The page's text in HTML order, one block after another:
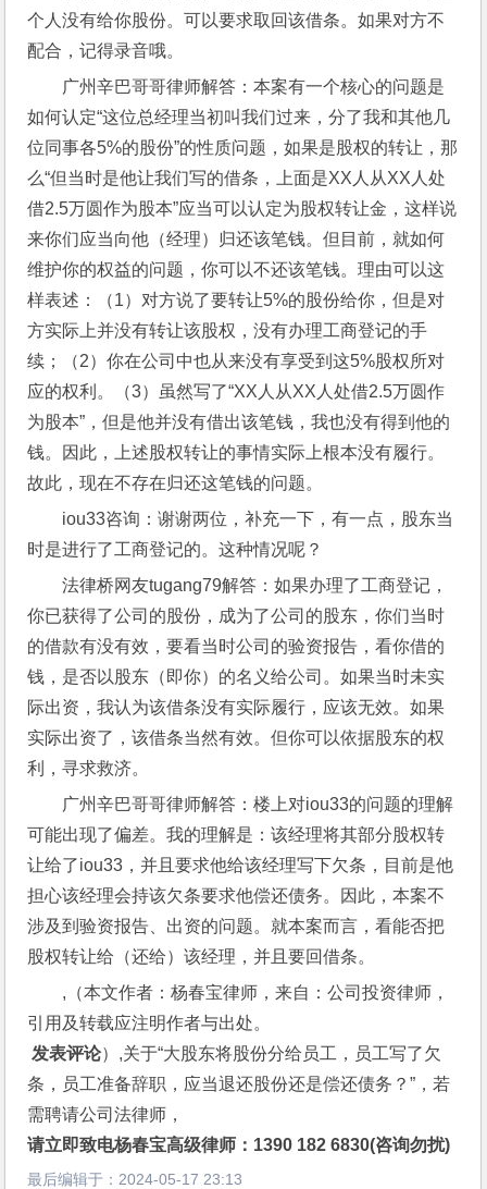
个人没有给你股份。可以要求取回该借条。如果对方不
配合，记得录音哦。
广州辛巴哥哥律师解答：本案有一个核心的问题是
如何认定“这位总经理当初叫我们过来，分了我和其他几
位同事各5%的股份”的性质问题，如果是股权的转让，那
么“但当时是他让我们写的借条，上面是XX人从XX人处
借2.5万圆作为股本”应当可以认定为股权转让金，这样说
来你们应当向他（经理）归还该笔钱。但目前，就如何
维护你的权益的问题，你可以不还该笔钱。理由可以这
样表述：（1）对方说了要转让5%的股份给你，但是对
方实际上并没有转让该股权，没有办理工商登记的手
续；（2）你在公司中也从来没有享受到这5%股权所对
应的权利。（3）虽然写了“XX人从XX人处借2.5万圆作
为股本”，但是他并没有借出该笔钱，我也没有得到他的
钱。因此，上述股权转让的事情实际上根本没有履行。
故此，现在不存在归还这笔钱的问题。
iou33咨询：谢谢两位，补充一下，有一点，股东当
时是进行了工商登记的。这种情况呢？
法律桥网友tugang79解答：如果办理了工商登记，
你已获得了公司的股份，成为了公司的股东，你们当时
的借款有没有效，要看当时公司的验资报告，看你借的
钱，是否以股东（即你）的名义给公司。如果当时未实
际出资，我认为该借条没有实际履行，应该无效。如果
实际出资了，该借条当然有效。但你可以依据股东的权
利，寻求救济。
广州辛巴哥哥律师解答：楼上对iou33的问题的理解
可能出现了偏差。我的理解是：该经理将其部分股权转
让给了iou33，并且要求他给该经理写下欠条，目前是他
担心该经理会持该欠条要求他偿还债务。因此，本案不
涉及到验资报告、出资的问题。就本案而言，看能否把
股权转让给（还给）该经理，并且要回借条。
,（本文作者：杨春宝律师，来自：公司投资律师，
引用及转载应注明作者与出处。
发表评论）,关于“大股东将股份分给员工，员工写了欠
条，员工准备辞职，应当退还股份还是偿还债务？”，若
需聘请公司法律师，
请立即致电杨春宝高级律师：1390 182 6830(咨询勿扰)
最后编辑于： 2024-05-17 23:13